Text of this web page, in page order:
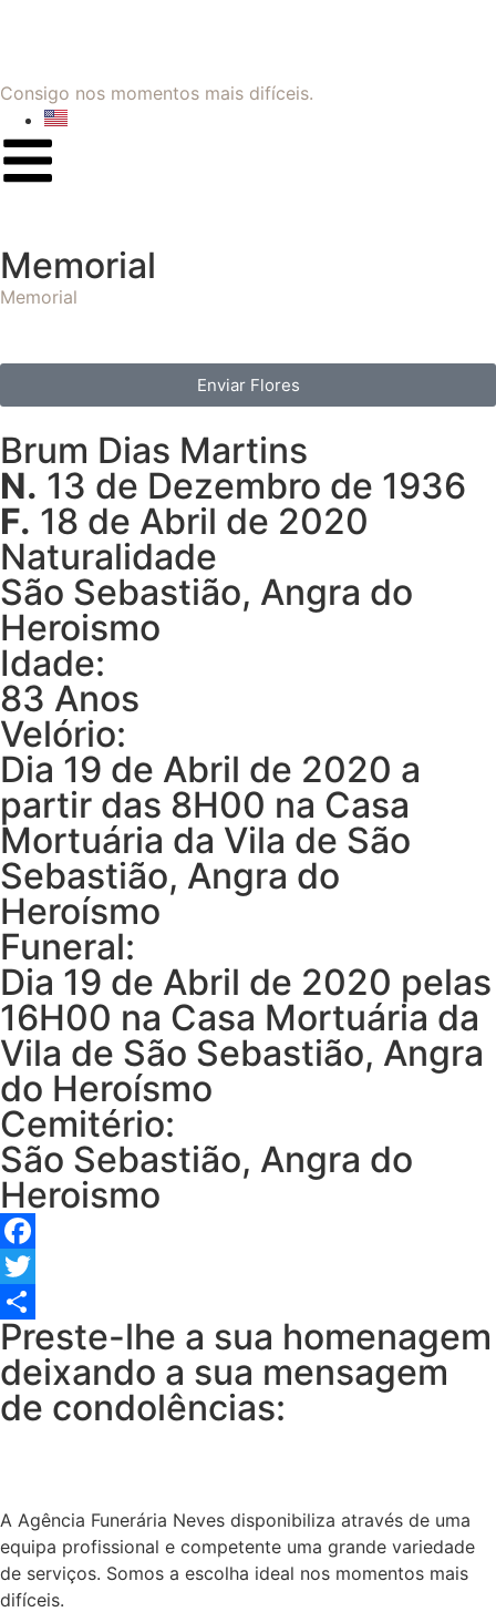
Consigo nos momentos mais difíceis.
Memorial
Memorial
Enviar Flores
Brum Dias Martins
N. 13 de Dezembro de 1936
F. 18 de Abril de 2020
Naturalidade
São Sebastião, Angra do
Heroismo
Idade:
83 Anos
Velório:
Dia 19 de Abril de 2020 a
partir das 8H00 na Casa
Mortuária da Vila de São
Sebastião, Angra do
Heroísmo
Funeral:
Dia 19 de Abril de 2020 pelas
16H00 na Casa Mortuária da
Vila de São Sebastião, Angra
do Heroísmo
Cemitério:
São Sebastião, Angra do
Heroismo
Facebook
Twitter
Share
Preste-lhe a sua homenagem
deixando a sua mensagem
de condolências:
A Agência Funerária Neves disponibiliza através de uma
equipa profissional e competente uma grande variedade
de serviços. Somos a escolha ideal nos momentos mais
difíceis.